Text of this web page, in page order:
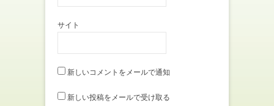
サイト
新しいコメントをメールで通知
新しい投稿をメールで受け取る